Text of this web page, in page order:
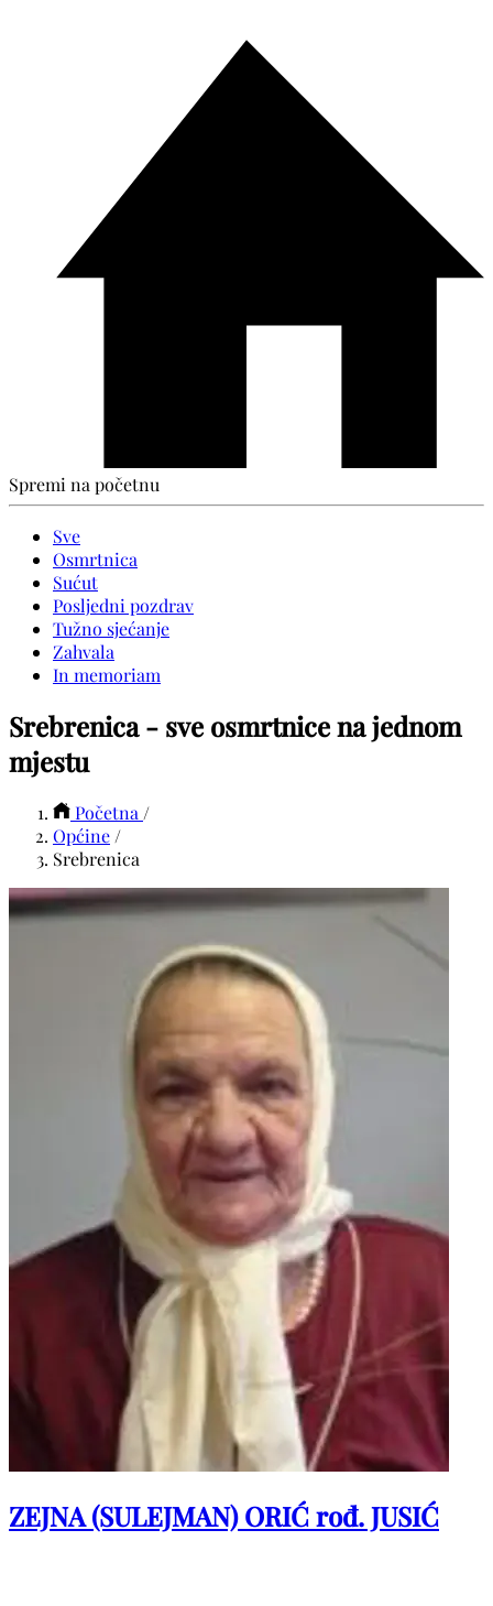
Spremi na početnu
Sve
Osmrtnica
Sućut
Posljedni pozdrav
Tužno sjećanje
Zahvala
In memoriam
Srebrenica - sve osmrtnice na jednom
mjestu
Početna /
Općine /
Srebrenica
ZEJNA (SULEJMAN) ORIĆ rođ. JUSIĆ